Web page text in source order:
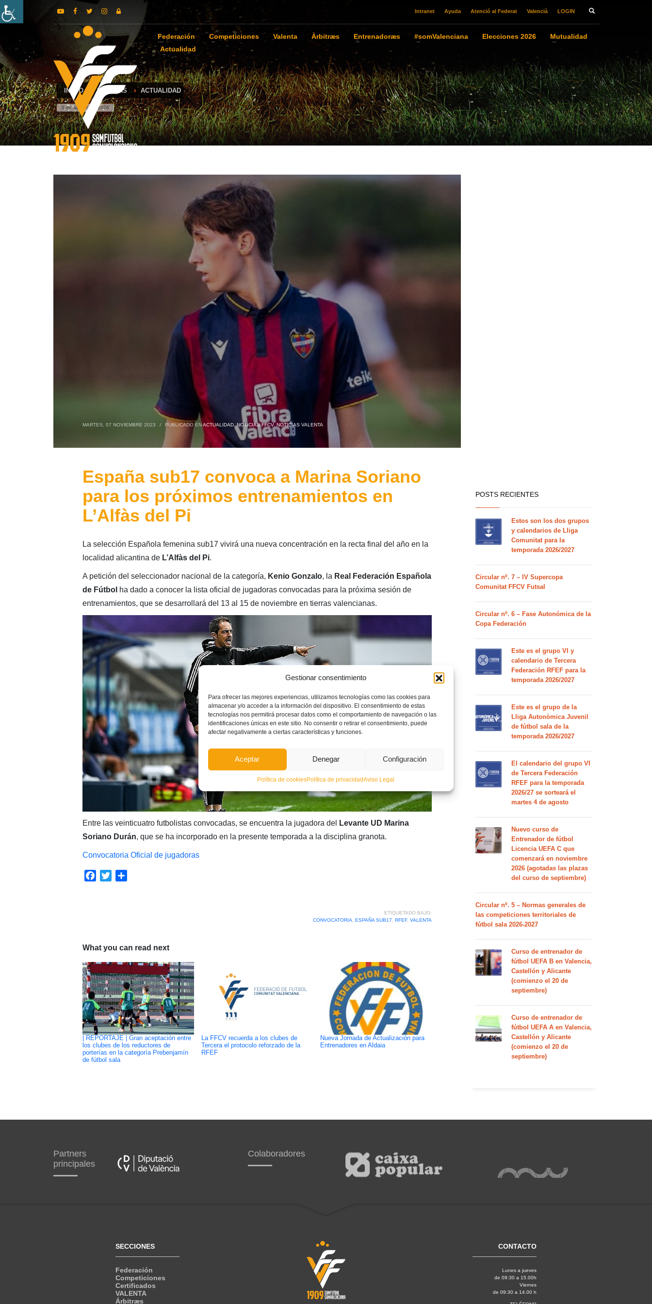
Gestionar consentimiento
Para ofrecer las mejores experiencias, utilizamos tecnologías como las cookies para
almacenar y/o acceder a la información del dispositivo. El consentimiento de estas
tecnologías nos permitirá procesar datos como el comportamiento de navegación o las
identificaciones únicas en este sitio. No consentir o retirar el consentimiento, puede
afectar negativamente a ciertas características y funciones.
Aceptar Denegar Configuración
Política de cookiesPolítica de privacidadAviso Legal
Intranet Ayuda Atenció al Federat Valencià LOGIN
Federación Competiciones Valenta Àrbitræs Entrenadoræs #somValenciana Elecciones 2026
Mutualidad
Actualidad
INICIO NOTICIAS ACTUALIDAD
6 de agosto de 2026
MARTES, 07 NOVIEMBRE 2023 / PUBLICADO ENACTUALIDAD,NOTICIAS FFCV,NOTICIAS VALENTA
España sub17 convoca a Marina Soriano
para los próximos entrenamientos en
L’Alfàs del Pi
La selección Española femenina sub17 vivirá una nueva concentración en la recta final del año en la
localidad alicantina de L’Alfàs del Pi.
A petición del seleccionador nacional de la categoría, Kenio Gonzalo, la Real Federación Española
de Fútbol ha dado a conocer la lista oficial de jugadoras convocadas para la próxima sesión de
entrenamientos, que se desarrollará del 13 al 15 de noviembre en tierras valencianas.
Entre las veinticuatro futbolistas convocadas, se encuentra la jugadora del
Levante UD Marina
Soriano Durán, que se ha incorporado en la presente temporada a la disciplina granota.
Convocatoria Oficial de jugadoras
Facebook
Twitter
ETIQUETADO BAJO:
CONVOCATORIA, ESPAÑA SUB17, RFEF, VALENTA
What you can read next
| REPORTAJE | Gran aceptación entre
los clubes de los reductores de
porterías en la categoría Prebenjamín
de fútbol sala
La FFCV recuerda a los clubes de
Tercera el protocolo reforzado de la
RFEF
Nueva Jornada de Actualización para
Entrenadores en Aldaia
POSTS RECIENTES
Estos son los dos grupos
y calendarios de Lliga
Comunitat para la
temporada 2026/2027
Circular nº. 7 – IV Supercopa
Comunitat FFCV Futsal
Circular nº. 6 – Fase Autonómica de la
Copa Federación
Este es el grupo VI y
calendario de Tercera
Federación RFEF para la
temporada 2026/2027
Este es el grupo de la
Lliga Autonòmica Juvenil
de fútbol sala de la
temporada 2026/2027
El calendario del grupo VI
de Tercera Federación
RFEF para la temporada
2026/27 se sorteará el
martes 4 de agosto
Nuevo curso de
Entrenador de fútbol
Licencia UEFA C que
comenzará en noviembre
2026 (agotadas las plazas
del curso de septiembre)
Circular nº. 5 – Normas generales de
las competiciones territoriales de
fútbol sala 2026-2027
Curso de entrenador de
fútbol UEFA B en Valencia,
Castellón y Alicante
(comienzo el 20 de
septiembre)
Curso de entrenador de
fútbol UEFA A en Valencia,
Castellón y Alicante
(comienzo el 20 de
septiembre)
Partners
principales
Colaboradores
SECCIONES
Federación
Competiciones
Certificados
VALENTA
Árbitræs
CONTACTO
Lunes a jueves
de 09:30 a 15.00h
Viernes
de 09:30 a 14.00 h